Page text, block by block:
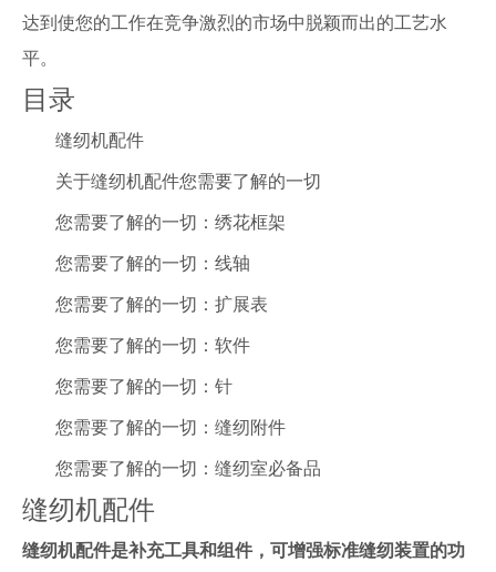
达到使您的工作在竞争激烈的市场中脱颖而出的工艺水
平。
目录
缝纫机配件
关于缝纫机配件您需要了解的一切
您需要了解的一切：绣花框架
您需要了解的一切：线轴
您需要了解的一切：扩展表
您需要了解的一切：软件
您需要了解的一切：针
您需要了解的一切：缝纫附件
您需要了解的一切：缝纫室必备品
缝纫机配件
缝纫机配件是补充工具和组件，可增强标准缝纫装置的功